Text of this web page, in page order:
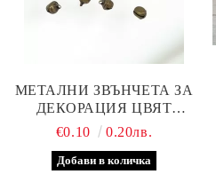
МЕТАЛНИ ЗВЪНЧЕТА ЗА
ДЕКОРАЦИЯ ЦВЯТ
СТАРО ЗЛАТО 10 Х 8 ММ
€0.10 0.20лв.